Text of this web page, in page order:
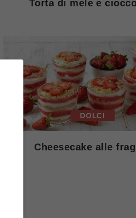
Torta di mele e
DOLCI
Cheesecake alle